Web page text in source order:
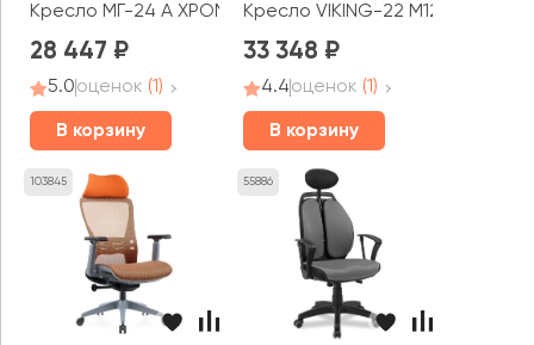
Кресло МГ-24 А ХРОМ ПАУК 4 ЛУЧА
28 447
5.0оценок (1)
В корзину
Кресло VIKING-22 M122В-3
33 348
4.4оценок (1)
В корзину
103845 55886